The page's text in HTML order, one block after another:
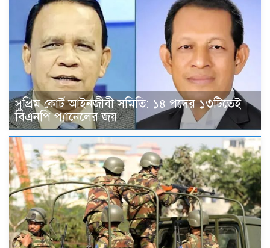
সুপ্রিম কোর্ট আইনজীবী সমিতি: ১৪ পদের ১৩টিতেই
বিএনপি প্যানেলের জয়